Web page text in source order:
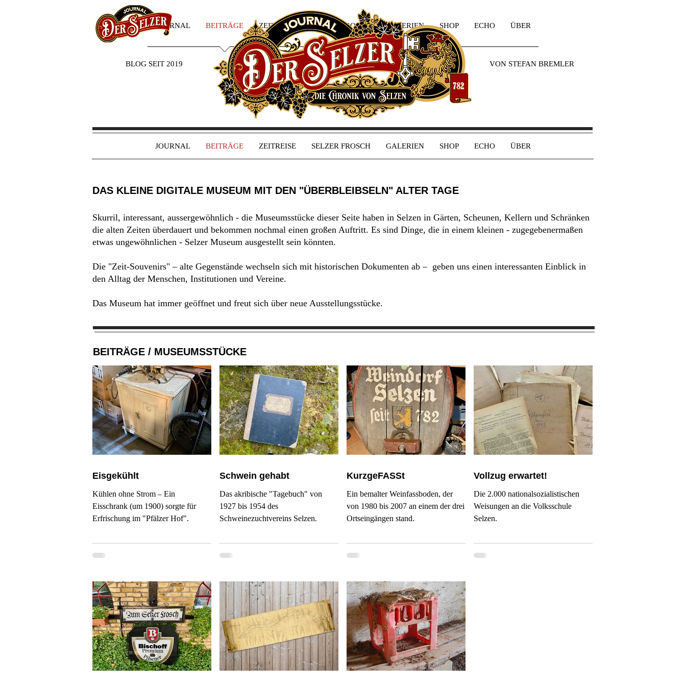
JOURNAL BEITRÄGE ZEITREISE SELZER FROSCH GALERIEN SHOP ECHO ÜBER
JOURNAL BEITRÄGE ZEITREISE SELZER FROSCH GALERIEN SHOP ECHO ÜBER
BLOG SEIT 2019 VON STEFAN BREMLER
DAS KLEINE DIGITALE MUSEUM MIT DEN "ÜBERBLEIBSELN" ALTER TAGE
Skurril, interessant, aussergewöhnlich - die Museumsstücke dieser Seite haben in Selzen in Gärten, Scheunen, Kellern und Schränken
die alten Zeiten überdauert und bekommen nochmal einen großen Auftritt. Es sind Dinge, die in einem kleinen - zugegebenermaßen
etwas ungewöhnlichen - Selzer Museum ausgestellt sein könnten.
Die "Zeit-Souvenirs" – alte Gegenstände wechseln sich mit historischen Dokumenten ab – geben uns einen interessanten Einblick in
den Alltag der Menschen, Institutionen und Vereine.
Das Museum hat immer geöffnet und freut sich über neue Ausstellungsstücke.
BEITRÄGE / MUSEUMSSTÜCKE
Eisgekühlt
Kühlen ohne Strom – Ein
Eisschrank (um 1900) sorgte für
Erfrischung im "Pfälzer Hof".
Schwein gehabt
Das akribische "Tagebuch" von
1927 bis 1954 des
Schweinezuchtvereins Selzen.
KurzgeFASSt
Ein bemalter Weinfassboden, der
von 1980 bis 2007 an einem der drei
Ortseingängen stand.
Vollzug erwartet!
Die 2.000 nationalsozialistischen
Weisungen an die Volksschule
Selzen.